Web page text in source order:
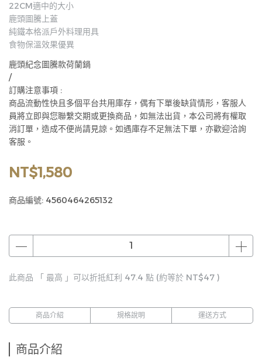
22CM適中的大小
鹿頭圖騰上蓋
純鐵本格派戶外料理用具
食物保溫效果優異
鹿頭紀念圖騰款荷蘭鍋
/
訂購注意事項 :
商品流動性快且多個平台共用庫存，偶有下單後缺貨情形，客服人
員將立即與您聯繫交期或更換商品，如無法出貨，本公司將有權取
消訂單，造成不便尚請見諒。如遇庫存不足無法下單，亦歡迎洽詢
客服。
NT$1,580
商品編號: 4560464265132
此商品 「 最高 」可以折抵紅利 47.4 點 (約等於 NT$47 )
商品介紹 規格說明 運送方式
商品介紹